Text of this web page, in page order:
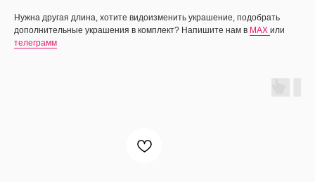
Нужна другая длина, хотите видоизменить украшение, подобрать
дополнительные украшения в комплект? Напишите нам в MAX или
телеграмм